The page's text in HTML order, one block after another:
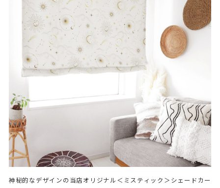
神秘的なデザインの当店オリジナル＜ミスティック＞シェードカー